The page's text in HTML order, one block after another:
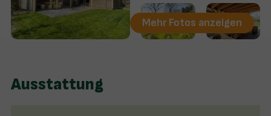
Mehr Fotos anzeigen
Ausstattung